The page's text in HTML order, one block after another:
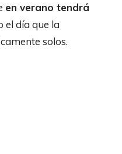
en verano tendrá
el día que la
solos.